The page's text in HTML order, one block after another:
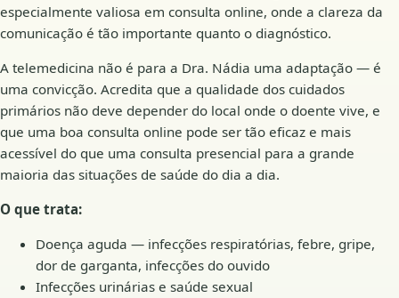
especialmente valiosa em consulta online, onde a clareza da
comunicação é tão importante quanto o diagnóstico.
A telemedicina não é para a Dra. Nádia uma adaptação — é
uma convicção. Acredita que a qualidade dos cuidados
primários não deve depender do local onde o doente vive, e
que uma boa consulta online pode ser tão eficaz e mais
acessível do que uma consulta presencial para a grande
maioria das situações de saúde do dia a dia.
O que trata:
Doença aguda — infecções respiratórias, febre, gripe,
dor de garganta, infecções do ouvido
Infecções urinárias e saúde sexual